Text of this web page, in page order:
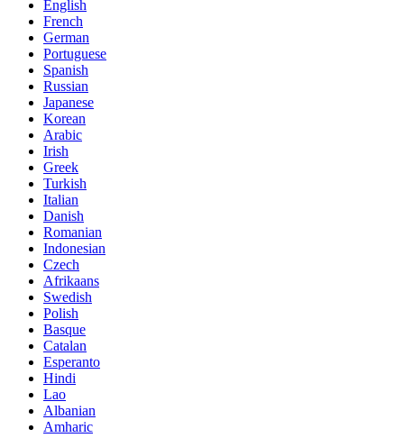
English
French
German
Portuguese
Spanish
Russian
Japanese
Korean
Arabic
Irish
Greek
Turkish
Italian
Danish
Romanian
Indonesian
Czech
Afrikaans
Swedish
Polish
Basque
Catalan
Esperanto
Hindi
Lao
Albanian
Amharic